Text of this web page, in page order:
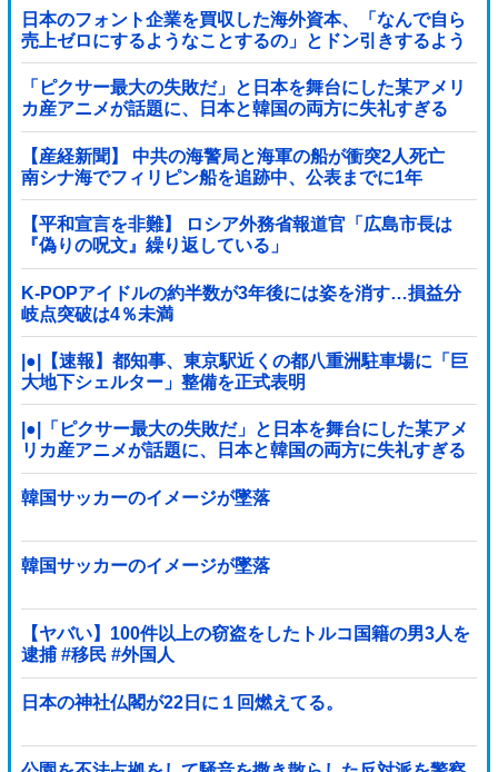
日本のフォント企業を買収した海外資本、「なんで自ら
売上ゼロにするようなことするの」とドン引きするよう
な方針転換を……他
「ピクサー最大の失敗だ」と日本を舞台にした某アメリ
カ産アニメが話題に、日本と韓国の両方に失礼すぎる
わ……
【産経新聞】 中共の海警局と海軍の船が衝突2人死亡
南シナ海でフィリピン船を追跡中、公表までに1年
【平和宣言を非難】 ロシア外務省報道官「広島市長は
『偽りの呪文』繰り返している」
K-POPアイドルの約半数が3年後には姿を消す…損益分
岐点突破は4％未満
|●|【速報】都知事、東京駅近くの都八重洲駐車場に「巨
大地下シェルター」整備を正式表明
|●|「ピクサー最大の失敗だ」と日本を舞台にした某アメ
リカ産アニメが話題に、日本と韓国の両方に失礼すぎる
わ……
韓国サッカーのイメージが墜落
韓国サッカーのイメージが墜落
【ヤバい】100件以上の窃盗をしたトルコ国籍の男3人を
逮捕 #移民 #外国人
日本の神社仏閣が22日に１回燃えてる。